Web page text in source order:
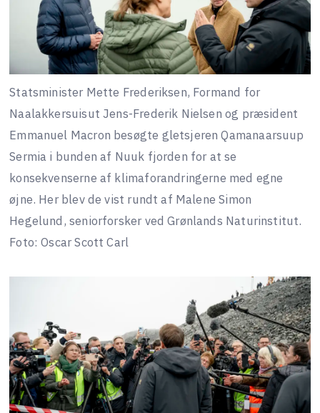
Statsminister Mette Frederiksen, Formand for
Naalakkersuisut Jens-Frederik Nielsen og præsident
Emmanuel Macron besøgte gletsjeren Qamanaarsuup
Sermia i bunden af Nuuk fjorden for at se
konsekvenserne af klimaforandringerne med egne
øjne. Her blev de vist rundt af Malene Simon
Hegelund, seniorforsker ved Grønlands Naturinstitut.
Foto: Oscar Scott Carl